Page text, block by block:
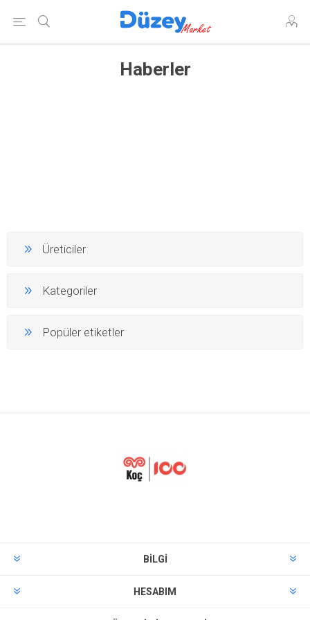
Haberler
Üreticiler
Kategoriler
Popüler etiketler
BILGI
HESABIM